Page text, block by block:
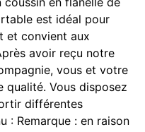
est idéal pour
et convient aux
avoir reçu notre
vous et votre
qualité. Vous disposez
différentes
: Remarque : en raison